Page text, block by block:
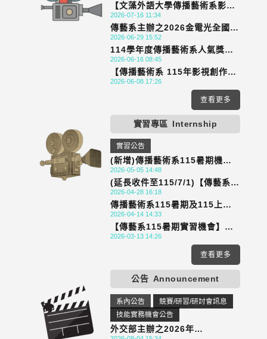
【文藻外語大學傳播藝術系影視
創作菁英團隊錄取公告】
2026-07-16 11:34
傳藝系主辦之2026金電光全國青
年MV大賽徵件開始!! 歡迎同學
踴躍報名參加
2026-06-29 15:52
114學年度傳播藝術系人氣獎投
票✨
2026-06-16 08:45
【傳播藝術系 115年影視創作菁
英團隊甄選公告】
2026-06-08 17:26
查看更多
實習專區 Internship
實習公告
(新增)傳播藝術系115暑期機會
公告-新增高雄市電影館(5/15收
件截止)
2026-05-05 14:48
(延長收件至115/7/1)【傳藝系
115上9學分學期校外實習機會】
財團法人公共電視文化事業基金
會
2026-04-28 16:18
傳播藝術系115暑期及115上學
期實習機會公告(4/30收件截止)
2026-04-14 14:33
【傳藝系115暑期實習機會】財
團法人公共電視文化事業基金會-
PeoPo公民新聞暑期實習營7月
（報名截止至115/5/18）
2026-03-13 14:26
查看更多
公告 Announcement
系內公告
競賽/研習/研討會訊息
技能實務機會公告
外交部主辦之2026年